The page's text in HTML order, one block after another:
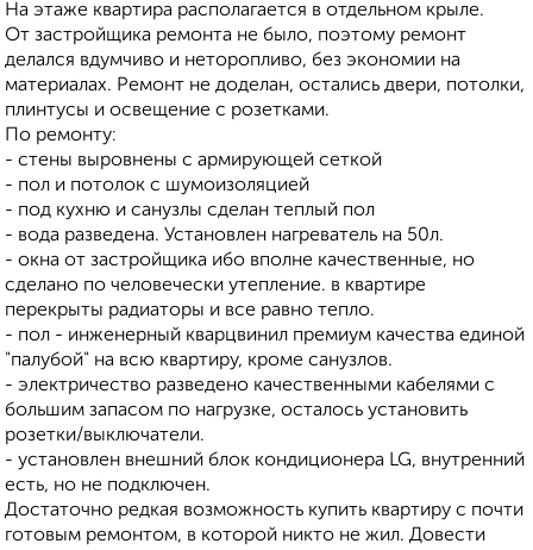
На этаже квартира располагается в отдельном крыле.
От застройщика ремонта не было, поэтому ремонт
делался вдумчиво и неторопливо, без экономии на
материалах. Ремонт не доделан, остались двери, потолки,
плинтусы и освещение с розетками.
По ремонту:
- стены выровнены с армирующей сеткой
- пол и потолок с шумоизоляцией
- под кухню и санузлы сделан теплый пол
- вода разведена. Установлен нагреватель на 50л.
- окна от застройщика ибо вполне качественные, но
сделано по человечески утепление. в квартире
перекрыты радиаторы и все равно тепло.
- пол - инженерный кварцвинил премиум качества единой
"палубой" на всю квартиру, кроме санузлов.
- электричество разведено качественными кабелями с
большим запасом по нагрузке, осталось установить
розетки/выключатели.
- установлен внешний блок кондиционера LG, внутренний
есть, но не подключен.
Достаточно редкая возможность купить квартиру с почти
готовым ремонтом, в которой никто не жил. Довести